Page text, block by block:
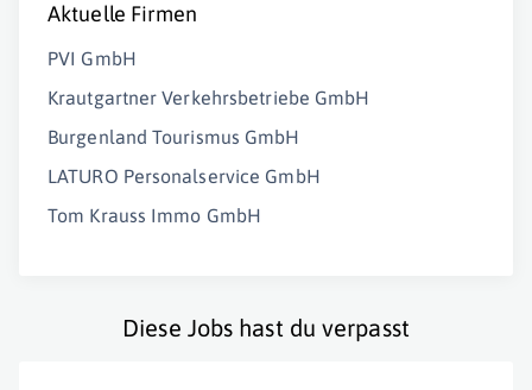
Aktuelle Firmen
PVI GmbH
Krautgartner Verkehrsbetriebe GmbH
Burgenland Tourismus GmbH
LATURO Personalservice GmbH
Tom Krauss Immo GmbH
Diese Jobs hast du verpasst